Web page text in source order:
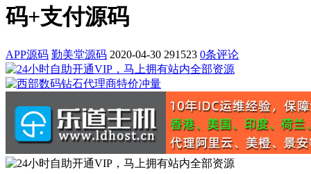
码+支付源码
APP源码 勤美堂源码 2020-04-30 291523 0条评论